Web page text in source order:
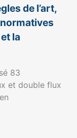
de l’art,
la
83
et double flux